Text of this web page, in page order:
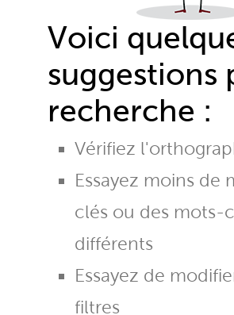
Voici
suggestions
recherche :
Vérifiez
Essayez moins de
clés ou des mots-
différents
Essayez de
filtres